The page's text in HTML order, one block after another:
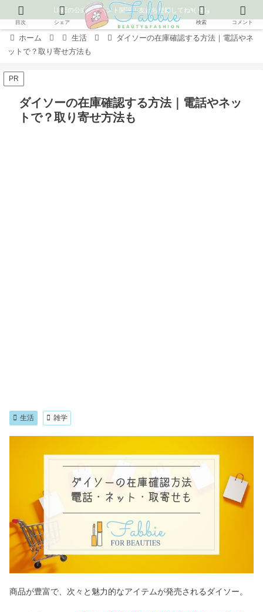
LINEの公式アカウント開設！友だち登録してね٩( ᐛ )و
ホーム 生活
ダイソーの在庫確認する方法｜電話やネ
ットで？取り寄せ方法も
PR
ダイソーの在庫確認する方法｜電話やネッ
トで？取り寄せ方法も
生活 雑学
商品が豊富で、次々と魅力的なアイテムが発売されるダイソー。
目次 シェア 検索 コメント